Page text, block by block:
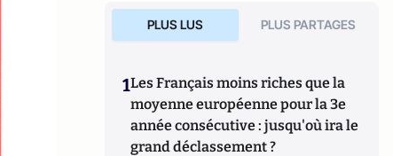
PLUS LUS PLUS PARTAGES
1Les Français moins riches que la
moyenne européenne pour la 3e
année consécutive : jusqu'où ira le
grand déclassement ?